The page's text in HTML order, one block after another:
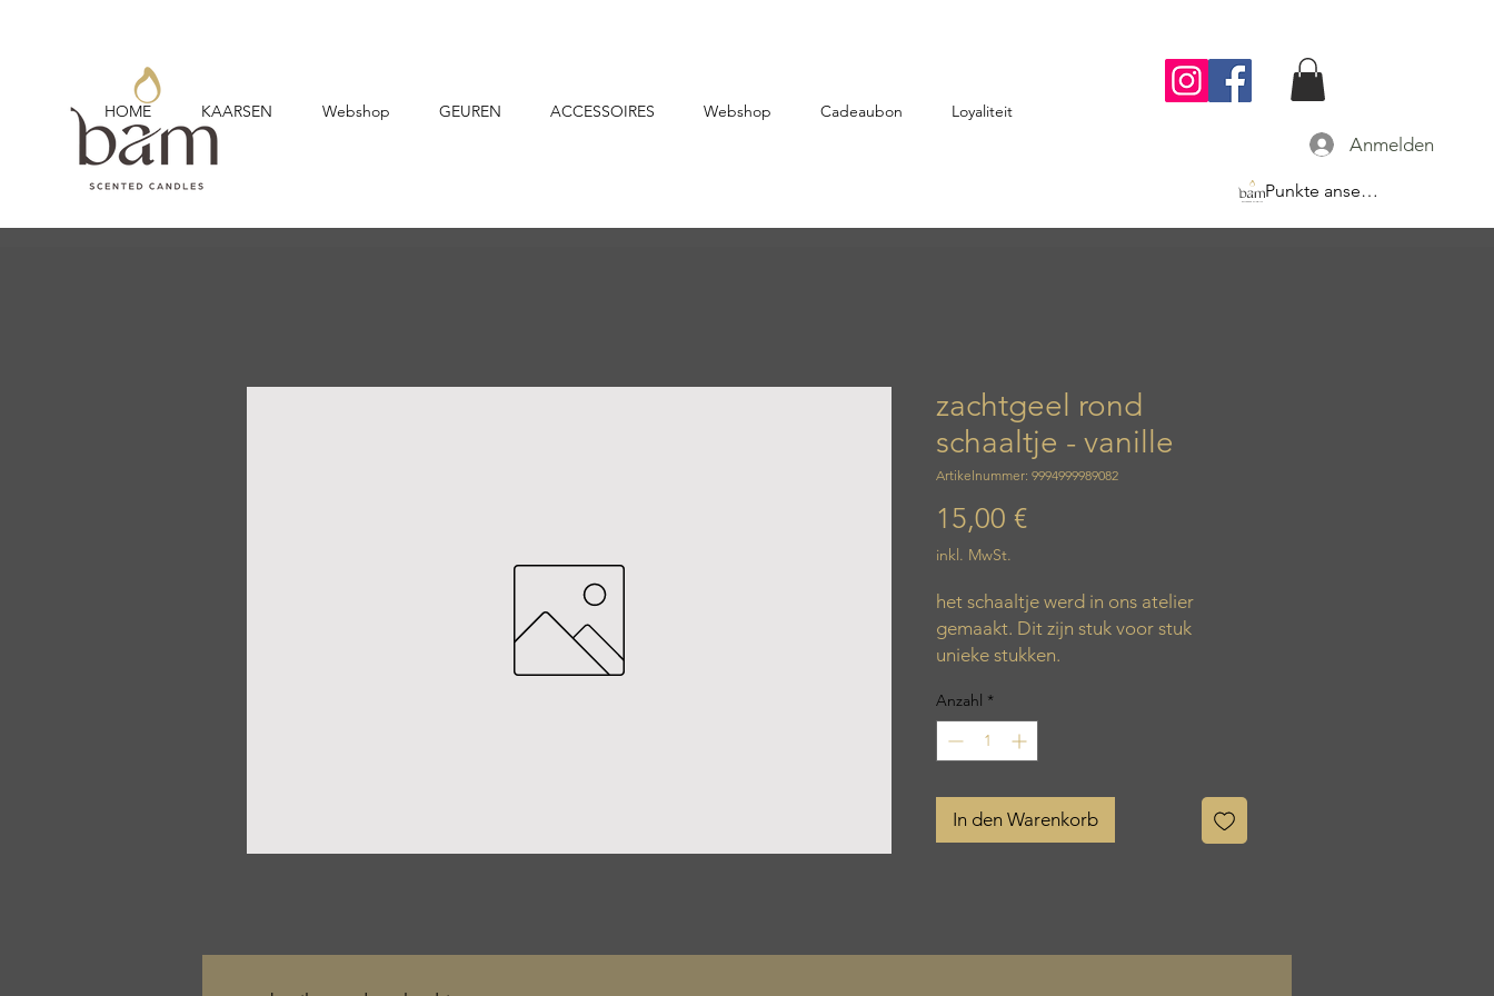
HOME KAARSEN Webshop GEUREN ACCESSOIRES Webshop Cadeaubon Loyaliteit
Anmelden
Punkte ansehen
zachtgeel rond
schaaltje - vanille
Artikelnummer: 9994999989082
15,00 €Preis
inkl. MwSt.
het schaaltje werd in ons atelier
gemaakt. Dit zijn stuk voor stuk
unieke stukken.
Anzahl *
In den Warenkorb